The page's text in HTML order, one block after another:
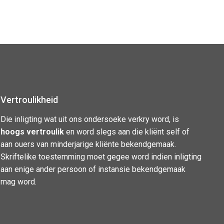
Vertroulikheid
Die inligting wat uit ons ondersoeke verkry word, is
hoogs vertroulik en word slegs aan die kliënt self of
aan ouers van minderjarige kliënte bekendgemaak.
Skriftelike toestemming moet gegee word indien inligting
aan enige ander persoon of instansie bekendgemaak
mag word.